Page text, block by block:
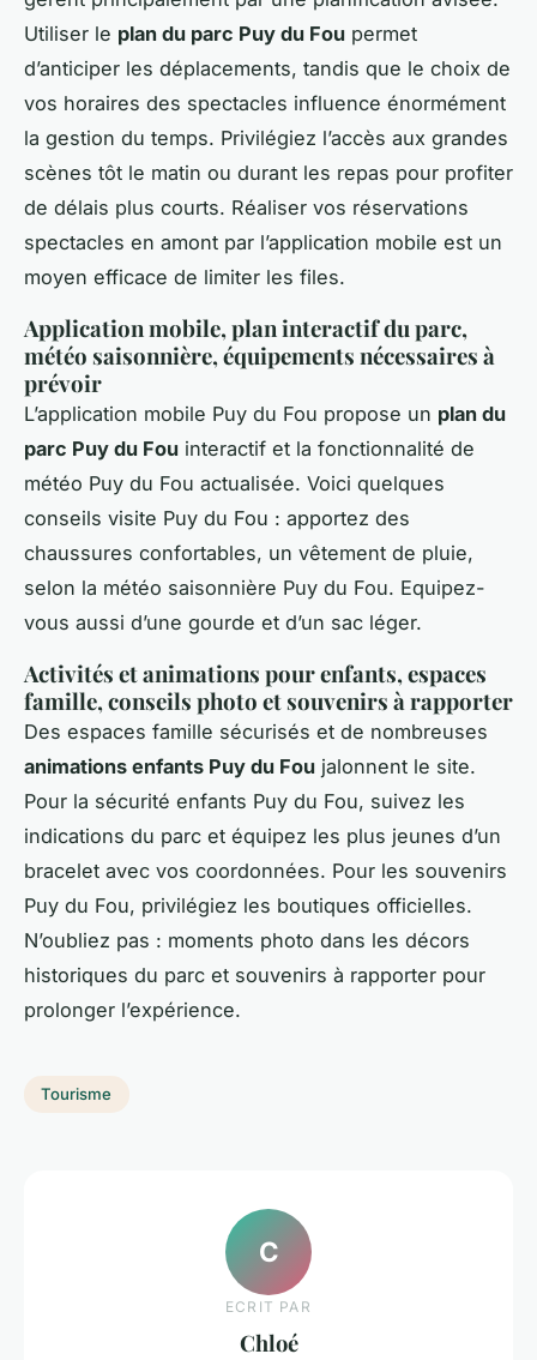
Utiliser le plan du parc Puy du Fou permet
d’anticiper les déplacements, tandis que le choix de
vos horaires des spectacles influence énormément
la gestion du temps. Privilégiez l’accès aux grandes
scènes tôt le matin ou durant les repas pour profiter
de délais plus courts. Réaliser vos réservations
spectacles en amont par l’application mobile est un
moyen efficace de limiter les files.
Application mobile, plan interactif du parc,
météo saisonnière, équipements nécessaires à
prévoir
L’application mobile Puy du Fou propose un plan du
parc Puy du Fou interactif et la fonctionnalité de
météo Puy du Fou actualisée. Voici quelques
conseils visite Puy du Fou : apportez des
chaussures confortables, un vêtement de pluie,
selon la météo saisonnière Puy du Fou. Equipez-
vous aussi d’une gourde et d’un sac léger.
Activités et animations pour enfants, espaces
famille, conseils photo et souvenirs à rapporter
Des espaces famille sécurisés et de nombreuses
animations enfants Puy du Fou jalonnent le site.
Pour la sécurité enfants Puy du Fou, suivez les
indications du parc et équipez les plus jeunes d’un
bracelet avec vos coordonnées. Pour les souvenirs
Puy du Fou, privilégiez les boutiques officielles.
N’oubliez pas : moments photo dans les décors
historiques du parc et souvenirs à rapporter pour
prolonger l’expérience.
Tourisme
C
ECRIT PAR
Chloé